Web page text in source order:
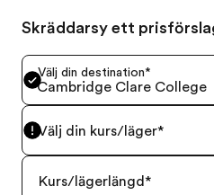
Skräddarsy ett
Välj din destination*
Cambridge Clare College
Välj din kurs/läger*
Kurs/lägerlängd*